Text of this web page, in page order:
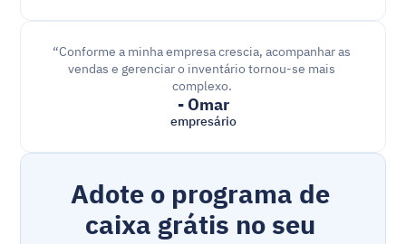
“Conforme a minha empresa crescia, acompanhar as
vendas e gerenciar o inventário tornou-se mais
complexo.
- Omar
empresário
Adote o programa de
caixa grátis no seu